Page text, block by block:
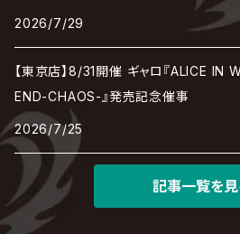
2026/7/29
【東京店】8/31開催 ギャロ『ALICE IN
END-CHAOS-』発売記念催事
2026/7/25
記事一覧を見